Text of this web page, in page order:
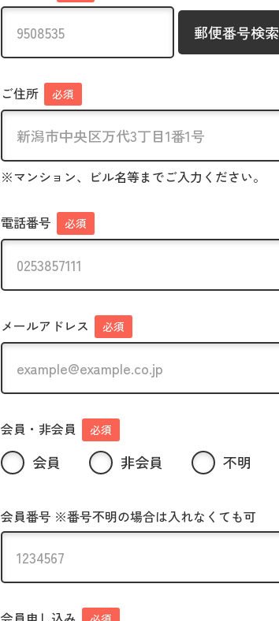
郵便番号検索
ご住所 必須
※マンション、ビル名等までご入力ください。
電話番号 必須
メールアドレス 必須
会員・非会員 必須
会員 非会員 不明
会員番号 ※番号不明の場合は入れなくても可